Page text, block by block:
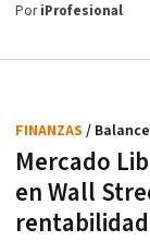
PoriProfesional
Mercado
en Wall
rentabilidad
FINANZAS /